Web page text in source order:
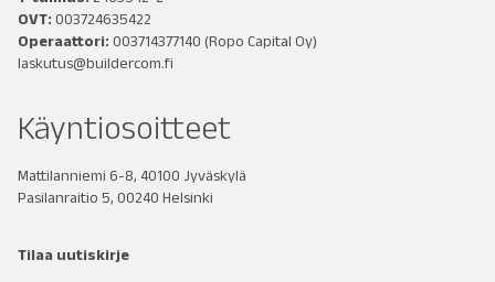
OVT: 003724635422
Operaattori: 003714377140 (Ropo Capital Oy)
laskutus@buildercom.fi
Käyntiosoitteet
Mattilanniemi 6-8, 40100 Jyväskylä
Pasilanraitio 5, 00240 Helsinki
Tilaa uutiskirje